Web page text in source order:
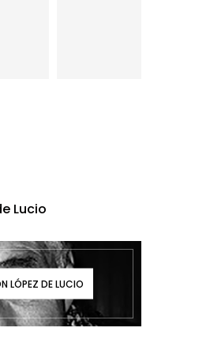
Lucio
LÓPEZ DE LUCIO